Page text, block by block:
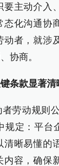
要主动介入
态化沟通协
动者，就涉
协商。
条款显著清
者劳动规则
规定：平台
清晰易懂的
内容，确保